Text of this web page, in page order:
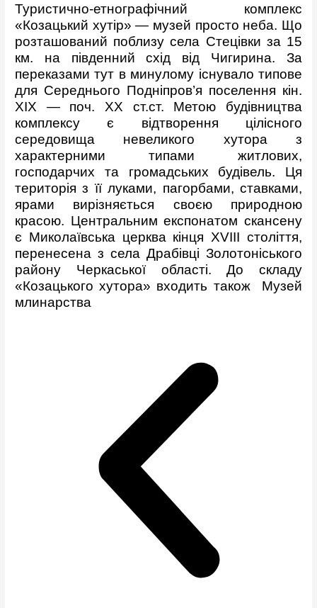
Туристично-етнографічний комплекс
«Козацький хутір» — музей просто неба. Що
розташований поблизу села Стецівки за 15
км. на південний схід від Чигирина. За
переказами тут в минулому існувало типове
для Середнього Подніпров’я поселення кін.
ХІХ — поч. ХХ ст.ст. Метою будівництва
комплексу є відтворення цілісного
середовища невеликого хутора з
характерними типами житлових,
господарчих та громадських будівель. Ця
територія з її луками, пагорбами, ставками,
ярами вирізняється своєю природною
красою. Центральним експонатом скансену
є Миколаївська церква кінця XVIII століття,
перенесена з села Драбівці Золотоніського
району Черкаської області. До складу
«Козацького хутора» входить також Музей
млинарства